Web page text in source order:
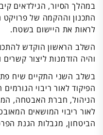
במהלך הסיור, הגילדאים
התכנון וההקמה של
לראות את היישום בשטח.
השלב הראשון הוקדש
והיה הזדמנות ליצור קשרים
בשלב השני התקיים שיח
הפיקוד לאור ריבוי
הניהול, חברת האבטחה,
לאור ריבוי המושאים
הביטחון, מגבלות הגנת